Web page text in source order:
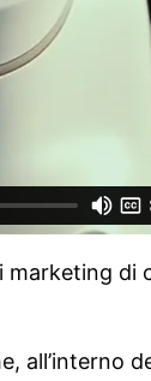
marketing
all’interno